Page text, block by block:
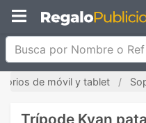
Busca por Nombre o Ref
de móvil y tablet
Trípode Kyan